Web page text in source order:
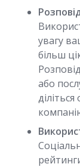
увагу
більш
або